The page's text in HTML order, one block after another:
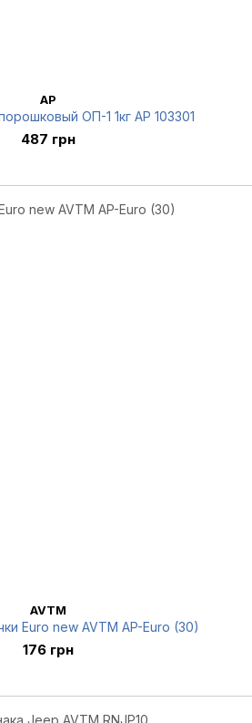
AP
ОП-1 1кг AP 103301
487 грн
AVTM
Euro new AVTM AP-Euro (30)
176 грн